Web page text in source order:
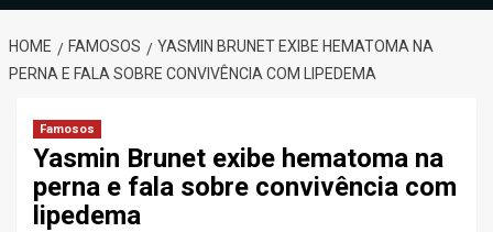
HOME FAMOSOS
YASMIN BRUNET EXIBE HEMATOMA NA
PERNA E FALA SOBRE CONVIVÊNCIA COM LIPEDEMA
Famosos
Yasmin Brunet exibe hematoma na
perna e fala sobre convivência com
lipedema